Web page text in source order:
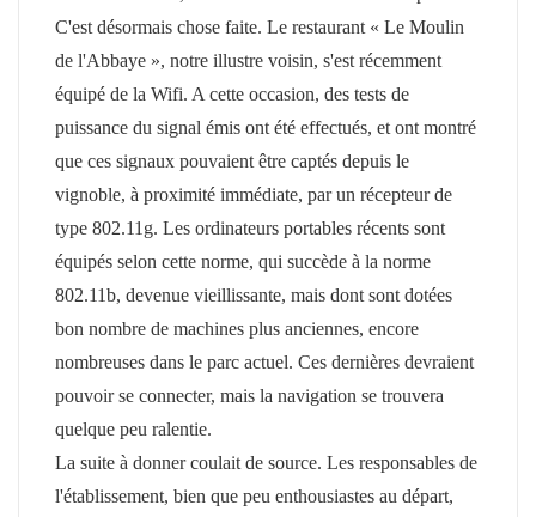
C'est désormais chose faite. Le restaurant « Le Moulin
de l'Abbaye », notre illustre voisin, s'est récemment
équipé de la Wifi. A cette occasion, des tests de
puissance du signal émis ont été effectués, et ont montré
que ces signaux pouvaient être captés depuis le
vignoble, à proximité immédiate, par un récepteur de
type 802.11g. Les ordinateurs portables récents sont
équipés selon cette norme, qui succède à la norme
802.11b, devenue vieillissante, mais dont sont dotées
bon nombre de machines plus anciennes, encore
nombreuses dans le parc actuel. Ces dernières devraient
pouvoir se connecter, mais la navigation se trouvera
quelque peu ralentie.
La suite à donner coulait de source. Les responsables de
l'établissement, bien que peu enthousiastes au départ,